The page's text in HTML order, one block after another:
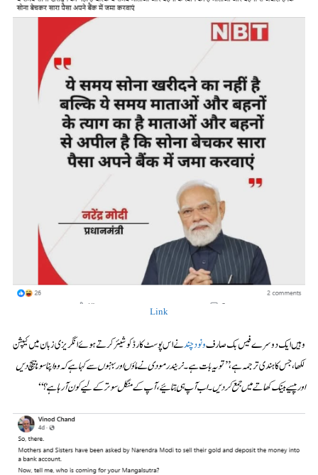
Link
وہیں ایک دوسرے فیس بک صارفونود چندنے اس پوسٹ کارڈ کو شیئر کرتے ہوئے انگریزی زبان میں کیپشن
لکھا، جس کا ہندی ترجمہ ہے،’’تو یہ بات ہے۔ نریندر مودی نے ماؤں اور بہنوں سے کہا ہے کہ وہ اپنا سونا بیچ دیں
اور پیسے بینک کھاتے میں جمع کر دیں۔ اب آپ ہی بتائیے، آپ کے منگل سوتر کے لیے کون آ رہا ہے؟‘‘